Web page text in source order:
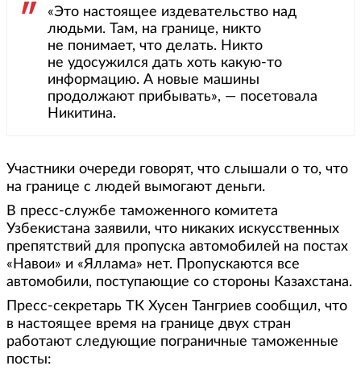
«Это настоящее издевательство над
людьми. Там, на границе, никто
не понимает, что делать. Никто
не удосужился дать хоть какую-то
информацию. А новые машины
продолжают прибывать», — посетовала
Никитина.
Участники очереди говорят, что слышали о то, что
на границе с людей вымогают деньги.
В пресс-службе таможенного комитета
Узбекистана заявили, что никаких искусственных
препятствий для пропуска автомобилей на постах
«Навои» и «Яллама» нет. Пропускаются все
автомобили, поступающие со стороны Казахстана.
Пресс-секретарь ТК Хусен Тангриев сообщил, что
в настоящее время на границе двух стран
работают следующие пограничные таможенные
посты: